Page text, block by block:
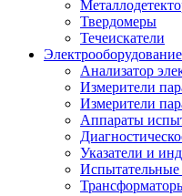
Твердомеры
Течеискатели
Электрооборудование
Анализатор
Измерители
Измерители
Аппараты
Указатели и
Испытательные